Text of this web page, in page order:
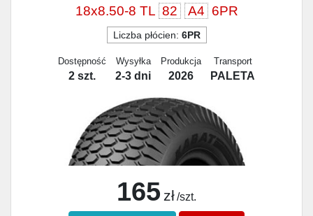
18x8.50-8 TL 82 A4 6PR
Liczba płócien: 6PR
Dostępność
2 szt.
Wysyłka
2-3 dni
Produkcja
2026
Transport
PALETA
165 zł /szt.